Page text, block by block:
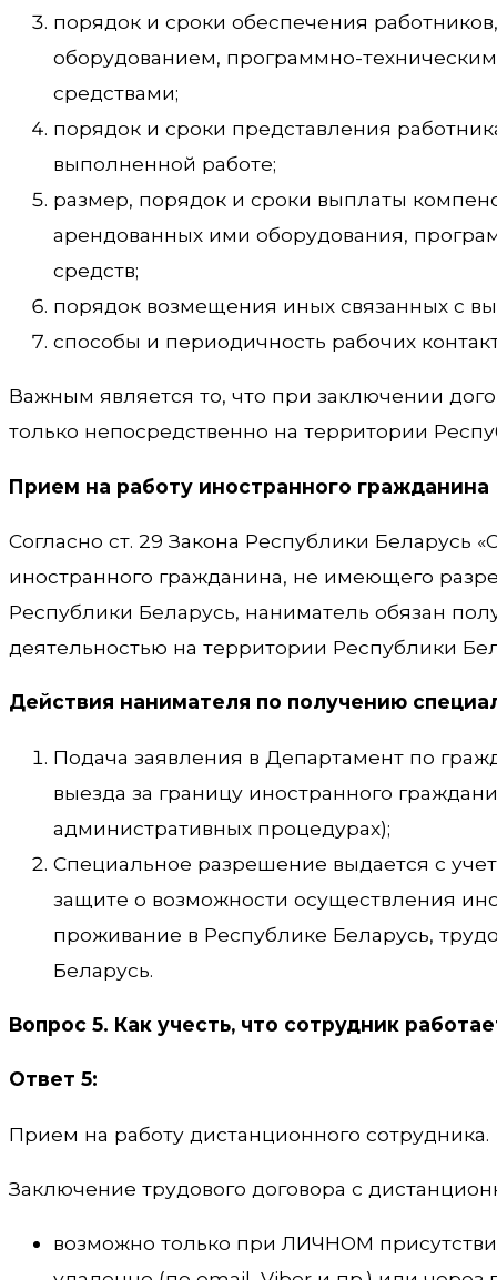
порядок и сроки обеспечения
оборудованием, программно-
средствами;
порядок и сроки представления
выполненной работе;
размер, порядок и сроки выплаты
арендованных ими оборудования,
средств;
порядок возмещения иных связанных с
способы и периодичность рабочих
Важным является то, что при заключении
только непосредственно на территории
Прием на работу иностранного гражданина
Согласно ст. 29 Закона Республики Беларусь
иностранного гражданина, не имеющего
Республики Беларусь, наниматель обязан
деятельностью на территории Республики
Действия нанимателя по получению
Подача заявления в Департамент по
выезда за границу иностранного
административных процедурах);
Специальное разрешение выдается с
защите о возможности осуществления
проживание в Республике Беларусь,
Беларусь.
Вопрос 5. Как учесть, что сотрудник
Ответ 5:
Прием на работу дистанционного сотрудника.
Заключение трудового договора с
возможно только при ЛИЧНОМ